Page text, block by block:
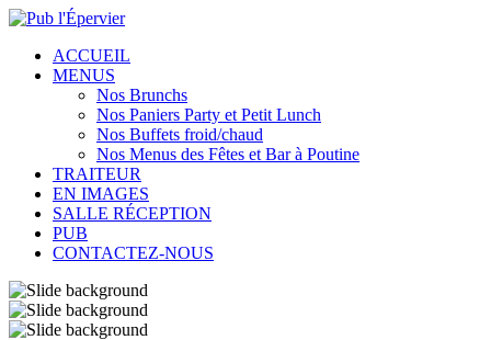
ACCUEIL
MENUS
Nos Brunchs
Nos Paniers Party et Petit Lunch
Nos Buffets froid/chaud
Nos Menus des Fêtes et Bar à Poutine
TRAITEUR
EN IMAGES
SALLE RÉCEPTION
PUB
CONTACTEZ-NOUS